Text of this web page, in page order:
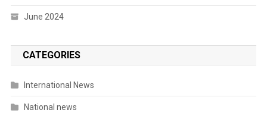
June 2024
CATEGORIES
International News
National news